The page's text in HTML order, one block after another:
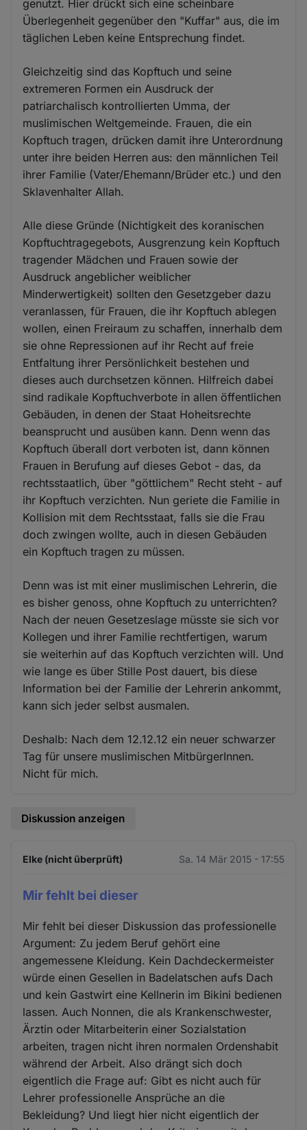
genutzt. Hier drückt sich eine scheinbare
Überlegenheit gegenüber den "Kuffar" aus, die im
täglichen Leben keine Entsprechung findet.
Gleichzeitig sind das Kopftuch und seine
extremeren Formen ein Ausdruck der
patriarchalisch kontrollierten Umma, der
muslimischen Weltgemeinde. Frauen, die ein
Kopftuch tragen, drücken damit ihre Unterordnung
unter ihre beiden Herren aus: den männlichen Teil
ihrer Familie (Vater/Ehemann/Brüder etc.) und den
Sklavenhalter Allah.
Alle diese Gründe (Nichtigkeit des koranischen
Kopftuchtragegebots, Ausgrenzung kein Kopftuch
tragender Mädchen und Frauen sowie der
Ausdruck angeblicher weiblicher
Minderwertigkeit) sollten den Gesetzgeber dazu
veranlassen, für Frauen, die ihr Kopftuch ablegen
wollen, einen Freiraum zu schaffen, innerhalb dem
sie ohne Repressionen auf ihr Recht auf freie
Entfaltung ihrer Persönlichkeit bestehen und
dieses auch durchsetzen können. Hilfreich dabei
sind radikale Kopftuchverbote in allen öffentlichen
Gebäuden, in denen der Staat Hoheitsrechte
beansprucht und ausüben kann. Denn wenn das
Kopftuch überall dort verboten ist, dann können
Frauen in Berufung auf dieses Gebot - das, da
rechtsstaatlich, über "göttlichem" Recht steht - auf
ihr Kopftuch verzichten. Nun geriete die Familie in
Kollision mit dem Rechtsstaat, falls sie die Frau
doch zwingen wollte, auch in diesen Gebäuden
ein Kopftuch tragen zu müssen.
Denn was ist mit einer muslimischen Lehrerin, die
es bisher genoss, ohne Kopftuch zu unterrichten?
Nach der neuen Gesetzeslage müsste sie sich vor
Kollegen und ihrer Familie rechtfertigen, warum
sie weiterhin auf das Kopftuch verzichten will. Und
wie lange es über Stille Post dauert, bis diese
Information bei der Familie der Lehrerin ankommt,
kann sich jeder selbst ausmalen.
Deshalb: Nach dem 12.12.12 ein neuer schwarzer
Tag für unsere muslimischen MitbürgerInnen.
Nicht für mich.
Diskussion anzeigen
Elke (nicht überprüft) Sa. 14 Mär 2015 - 17:55
Mir fehlt bei dieser
Mir fehlt bei dieser Diskussion das professionelle
Argument: Zu jedem Beruf gehört eine
angemessene Kleidung. Kein Dachdeckermeister
würde einen Gesellen in Badelatschen aufs Dach
und kein Gastwirt eine Kellnerin im Bikini bedienen
lassen. Auch Nonnen, die als Krankenschwester,
Ärztin oder Mitarbeiterin einer Sozialstation
arbeiten, tragen nicht ihren normalen Ordenshabit
während der Arbeit. Also drängt sich doch
eigentlich die Frage auf: Gibt es nicht auch für
Lehrer professionelle Ansprüche an die
Bekleidung? Und liegt hier nicht eigentlich der